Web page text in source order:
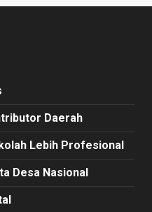
Daerah
Lebih Profesional
Desa Nasional